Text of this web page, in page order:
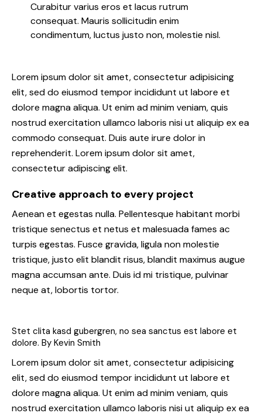
Curabitur varius eros et lacus rutrum
consequat. Mauris sollicitudin enim
condimentum, luctus justo non, molestie nisl.
Lorem ipsum dolor sit amet, consectetur adipisicing
elit, sed do eiusmod tempor incididunt ut labore et
dolore magna aliqua. Ut enim ad minim veniam, quis
nostrud exercitation ullamco laboris nisi ut aliquip ex ea
commodo consequat. Duis aute irure dolor in
reprehenderit. Lorem ipsum dolor sit amet,
consectetur adipiscing elit.
Creative approach to every project
Aenean et egestas nulla. Pellentesque habitant morbi
tristique senectus et netus et malesuada fames ac
turpis egestas. Fusce gravida, ligula non molestie
tristique, justo elit blandit risus, blandit maximus augue
magna accumsan ante. Duis id mi tristique, pulvinar
neque at, lobortis tortor.
Stet clita kasd gubergren, no sea sanctus est labore et
dolore. By Kevin Smith
Lorem ipsum dolor sit amet, consectetur adipisicing
elit, sed do eiusmod tempor incididunt ut labore et
dolore magna aliqua. Ut enim ad minim veniam, quis
nostrud exercitation ullamco laboris nisi ut aliquip ex ea